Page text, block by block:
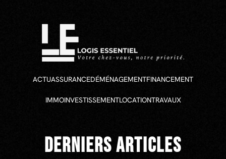
ACTUASSURANCEDÉMÉNAGEMENTFINANCEMENT
IMMOINVESTISSEMENTLOCATIONTRAVAUX
DERNIERS ARTICLES